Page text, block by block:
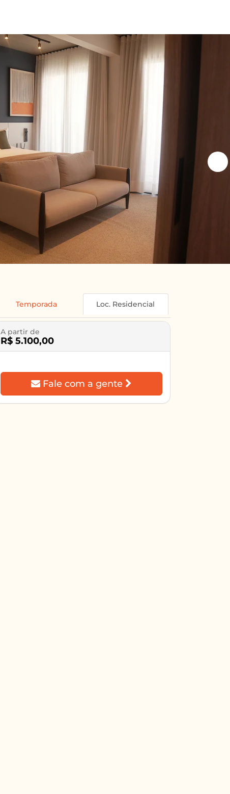
Temporada Loc. Residencial
A partir de
R$ 5.100,00
Fale com a gente